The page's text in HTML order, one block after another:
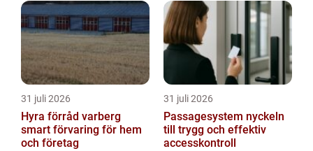
31 juli 2026
Hyra förråd varberg
smart förvaring för hem
och företag
31 juli 2026
Passagesystem nyckeln
till trygg och effektiv
accesskontroll